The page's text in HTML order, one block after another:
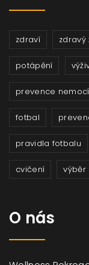
zdraví zdravý
potápění
prevence nemocí
fotbal
pravidla fotbalu
cvičení výběr
O nás